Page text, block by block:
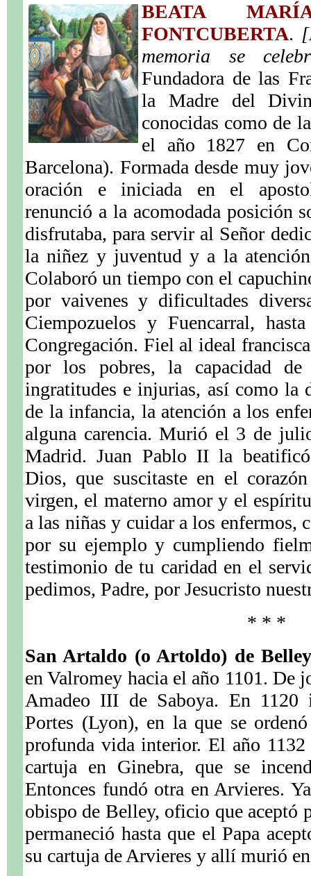
BEATA
FONTCUBERTA.
memoria se
Fundadora de las
la Madre del
conocidas como de
el año 1827 en
Barcelona). Formada desde muy
oración e iniciada en el
renunció a la acomodada posición
disfrutaba, para servir al Señor
la niñez y juventud y a la
Colaboró un tiempo con el
por vaivenes y dificultades
Ciempozuelos y Fuencarral,
Congregación. Fiel al ideal
por los pobres, la capacidad
ingratitudes e injurias, así como la
de la infancia, la atención a los
alguna carencia. Murió el 3 de
Madrid. Juan Pablo II la
Dios, que suscitaste en el
virgen, el materno amor y el
a las niñas y cuidar a los enfermos,
por su ejemplo y cumpliendo
testimonio de tu caridad en el
pedimos, Padre, por Jesucristo
* * *
San Artaldo (o Artoldo) de
en Valromey hacia el año 1101. De
Amadeo III de Saboya. En 1120
Portes (Lyon), en la que se
profunda vida interior. El año
cartuja en Ginebra, que se
Entonces fundó otra en Arvieres.
obispo de Belley, oficio que aceptó
permaneció hasta que el Papa
su cartuja de Arvieres y allí murió